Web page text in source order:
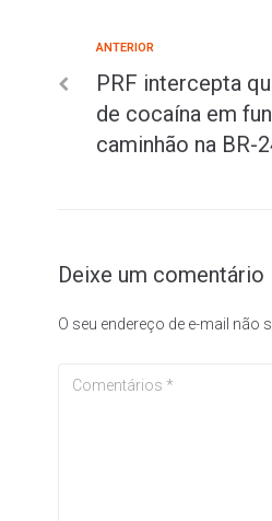
ANTERIOR
PRF intercepta
de cocaína em
caminhão na BR-
Deixe um comentário
O seu endereço de e-mail não